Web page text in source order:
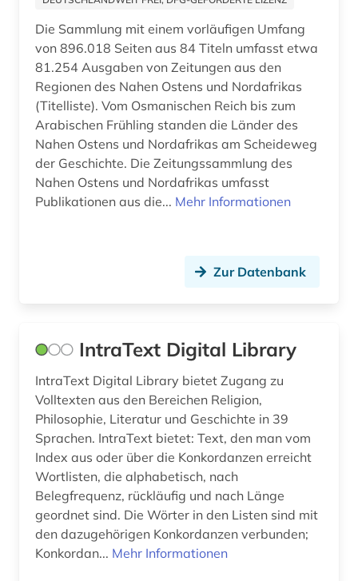
geschichte 1789-1960 (1)
geschichte 1800-1900 (1)
geschichte 1807-1929 (1)
geschichte 1870-2019 (2)
geschichte <1801-1900> (1)
geschichtswissenschaft (1)
hispanistik (38)
hochschulschrift (1)
honoré de (1)
humanismus (1)
iberische halbinsel (1)
iberoromanisch (1)
iberoromanistik (33)
Die Sammlung mit einem vorläufigen Umfang
von 896.018 Seiten aus 84 Titeln umfasst etwa
81.254 Ausgaben von Zeitungen aus den
Regionen des Nahen Ostens und Nordafrikas
(Titelliste). Vom Osmanischen Reich bis zum
Arabischen Frühling standen die Länder des
Nahen Ostens und Nordafrikas am Scheideweg
der Geschichte. Die Zeitungssammlung des
Nahen Ostens und Nordafrikas umfasst
Publikationen aus die... Mehr Informationen
Zur Datenbank
IntraText Digital Library
IntraText Digital Library bietet Zugang zu
Volltexten aus den Bereichen Religion,
Philosophie, Literatur und Geschichte in 39
Sprachen. IntraText bietet: Text, den man vom
Index aus oder über die Konkordanzen erreicht
Wortlisten, die alphabetisch, nach
Belegfrequenz, rückläufig und nach Länge
geordnet sind. Die Wörter in den Listen sind mit
den dazugehörigen Konkordanzen verbunden;
Konkordan... Mehr Informationen